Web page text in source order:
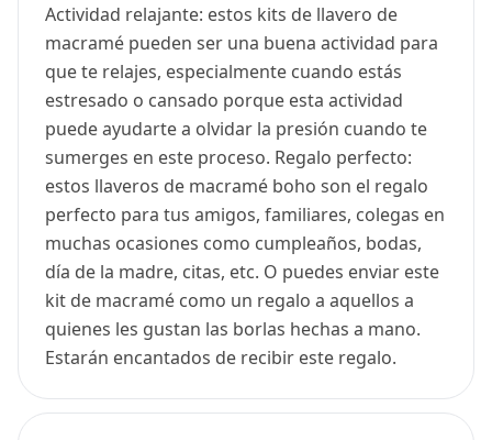
Actividad relajante: estos kits de llavero de
macramé pueden ser una buena actividad para
que te relajes, especialmente cuando estás
estresado o cansado porque esta actividad
puede ayudarte a olvidar la presión cuando te
sumerges en este proceso. Regalo perfecto:
estos llaveros de macramé boho son el regalo
perfecto para tus amigos, familiares, colegas en
muchas ocasiones como cumpleaños, bodas,
día de la madre, citas, etc. O puedes enviar este
kit de macramé como un regalo a aquellos a
quienes les gustan las borlas hechas a mano.
Estarán encantados de recibir este regalo.